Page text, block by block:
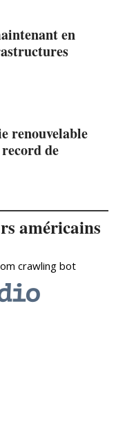
en
renouvelable
de
américains